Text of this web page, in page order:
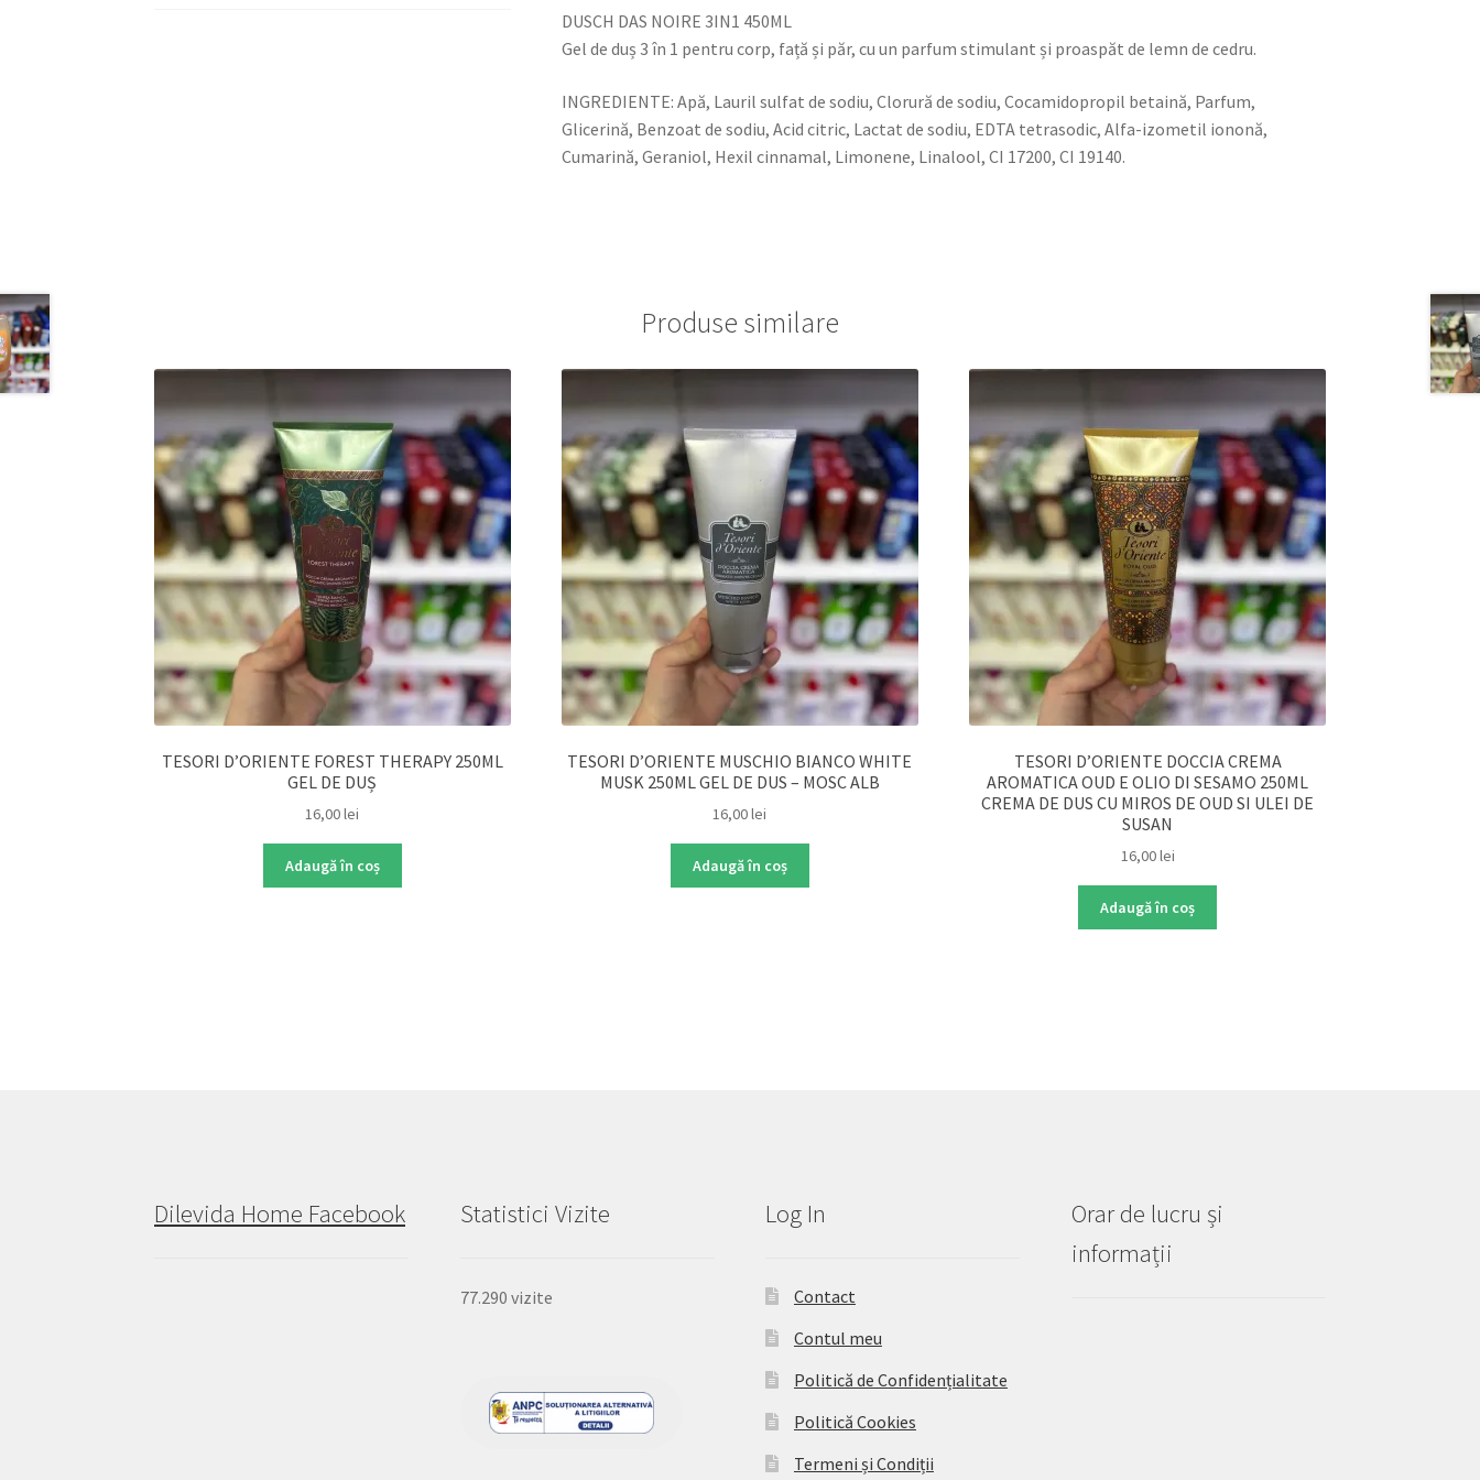
față
și
păr,
cu
parfum
de
DUSCH DAS NOIRE 3IN1 450ML
Gel de duș 3 în 1 pentru corp, față și păr, cu un parfum stimulant și proaspăt de lemn de cedru.
INGREDIENTE: Apă, Lauril sulfat de sodiu, Clorură de sodiu, Cocamidopropil betaină, Parfum,
Glicerină, Benzoat de sodiu, Acid citric, Lactat de sodiu, EDTA tetrasodic, Alfa-izometil iononă,
Cumarină, Geraniol, Hexil cinnamal, Limonene, Linalool, CI 17200, CI 19140.
Produse similare
TESORI D’ORIENTE FOREST THERAPY 250ML
GEL DE DUȘ
16,00lei
Adaugă în coș
TESORI D’ORIENTE MUSCHIO BIANCO WHITE
MUSK 250ML GEL DE DUS – MOSC ALB
16,00lei
Adaugă în coș
TESORI D’ORIENTE DOCCIA CREMA
AROMATICA OUD E OLIO DI SESAMO 250ML
CREMA DE DUS CU MIROS DE OUD SI ULEI DE
SUSAN
16,00lei
Adaugă în coș
Dilevida Home Facebook Statistici Vizite
77.290 vizite
Log In
Contact
Contul meu
Politică de Confidențialitate
Politică Cookies
Termeni și Condiții
Orar de lucru și
informații